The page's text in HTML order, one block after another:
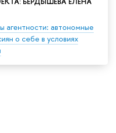
агентности: автономные
о себе в условиях